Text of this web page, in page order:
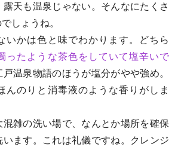
天も温泉じゃない。そんなにたくさ
しょうね。
いかは色と味でわかります。どちら
ったような茶色をしていて塩辛いで
温泉物語のほうが塩分がやや強め。
んのりと消毒液のような香りがしま
雑の洗い場で、なんとか場所を確保
います。これは礼儀ですね。クレンジ